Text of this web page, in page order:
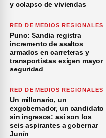
y colapso de viviendas
RED DE MEDIOS REGIONALES
Puno: Sandia registra
incremento de asaltos
armados en carreteras y
transportistas exigen mayor
seguridad
RED DE MEDIOS REGIONALES
Un millonario, un
exgobernador, un candidato
sin ingresos: así son los
seis aspirantes a gobernar
Junín